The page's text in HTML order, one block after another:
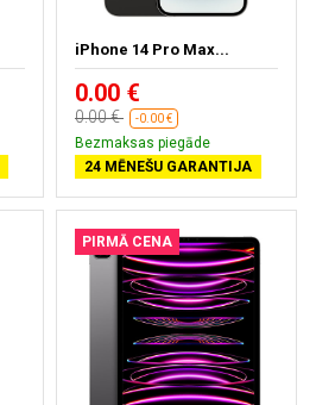
iPhone 14 Pro Max...
0.00 €
0.00 € -0.00 €
Bezmaksas piegāde
24 MĒNEŠU GARANTIJA
PIRMĀ CENA